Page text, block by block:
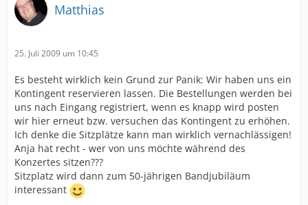
Matthias
25. Juli 2009 um 10:45
Es besteht wirklich kein Grund zur Panik: Wir haben uns ein
Kontingent reservieren lassen. Die Bestellungen werden bei
uns nach Eingang registriert, wenn es knapp wird posten
wir hier erneut bzw. versuchen das Kontingent zu erhöhen.
Ich denke die Sitzplätze kann man wirklich vernachlässigen!
Anja hat recht - wer von uns möchte während des
Konzertes sitzen???
Sitzplatz wird dann zum 50-jährigen Bandjubiläum
interessant